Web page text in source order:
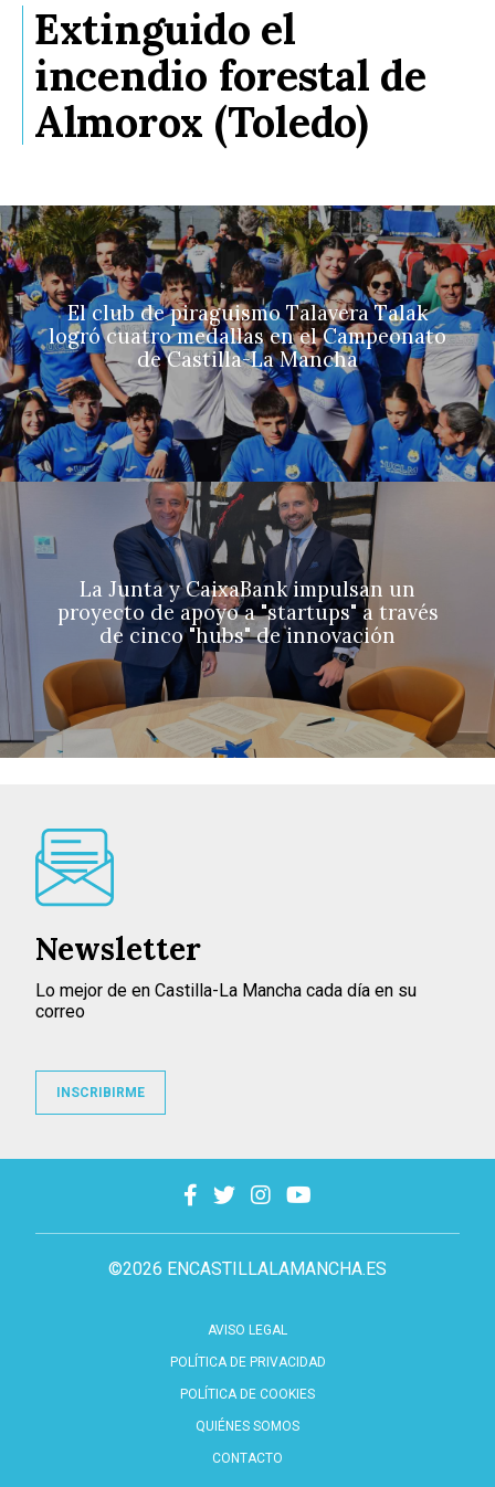
Extinguido el
incendio forestal de
Almorox (Toledo)
El club de piraguismo Talavera Talak
logró cuatro medallas en el Campeonato
de Castilla-La Mancha
La Junta y CaixaBank impulsan un
proyecto de apoyo a "startups" a través
de cinco "hubs" de innovación
©2026 ENCASTILLALAMANCHA.ES
AVISO LEGAL
POLÍTICA DE PRIVACIDAD
POLÍTICA DE COOKIES
QUIÉNES SOMOS
CONTACTO
Newsletter
Lo mejor de en Castilla-La Mancha cada día en su
correo
INSCRIBIRME